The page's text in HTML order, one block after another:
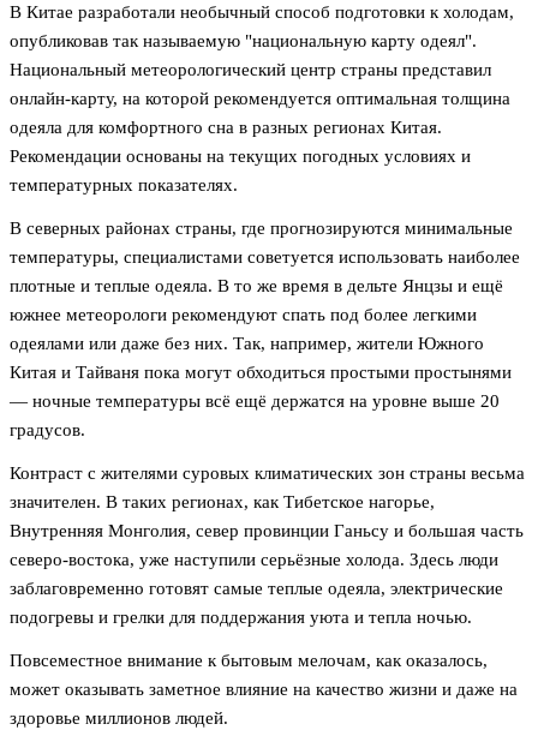
В Китае разработали необычный способ подготовки к холодам,
опубликовав так называемую "национальную карту одеял".
Национальный метеорологический центр страны представил
онлайн-карту, на которой рекомендуется оптимальная толщина
одеяла для комфортного сна в разных регионах Китая.
Рекомендации основаны на текущих погодных условиях и
температурных показателях.
В северных районах страны, где прогнозируются минимальные
температуры, специалистами советуется использовать наиболее
плотные и теплые одеяла. В то же время в дельте Янцзы и ещё
южнее метеорологи рекомендуют спать под более легкими
одеялами или даже без них. Так, например, жители Южного
Китая и Тайваня пока могут обходиться простыми простынями
— ночные температуры всё ещё держатся на уровне выше 20
градусов.
Контраст с жителями суровых климатических зон страны весьма
значителен. В таких регионах, как Тибетское нагорье,
Внутренняя Монголия, север провинции Ганьсу и большая часть
северо-востока, уже наступили серьёзные холода. Здесь люди
заблаговременно готовят самые теплые одеяла, электрические
подогревы и грелки для поддержания уюта и тепла ночью.
Повсеместное внимание к бытовым мелочам, как оказалось,
может оказывать заметное влияние на качество жизни и даже на
здоровье миллионов людей.